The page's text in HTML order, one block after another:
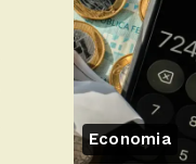
Economia